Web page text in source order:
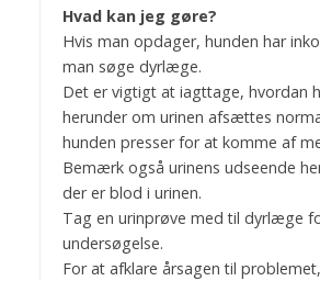
Hvad kan jeg gøre?
Hvis man opdager, hunden har
man søge dyrlæge.
Det er vigtigt at iagttage, hvordan
herunder om urinen afsættes
hunden presser for at komme af
Bemærk også urinens udseende
der er blod i urinen.
Tag en urinprøve med til dyrlæge
undersøgelse.
For at afklare årsagen til